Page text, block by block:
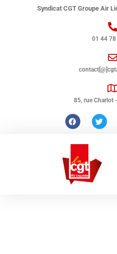
Syndicat CGT Groupe Air
01 44 78
85, rue Charlot